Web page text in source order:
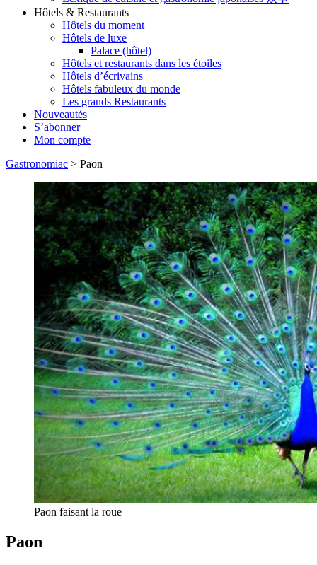
Hôtels & Restaurants
Hôtels du moment
Hôtels de luxe
Palace (hôtel)
Hôtels et restaurants dans les étoiles
Hôtels d’écrivains
Hôtels fabuleux du monde
Les grands Restaurants
Nouveautés
S’abonner
Mon compte
Gastronomiac > Paon
Paon faisant la roue
Paon